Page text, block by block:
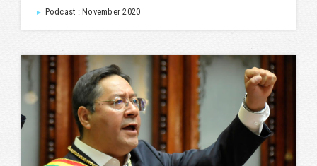
► Podcast : November 2020